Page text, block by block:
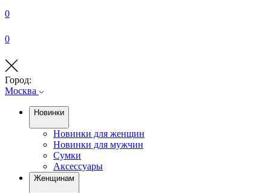
0
0
Город:
Москва
Новинки
Новинки для женщин
Новинки для мужчин
Сумки
Аксессуары
Женщинам